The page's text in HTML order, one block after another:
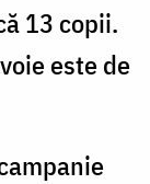
13 copii.
este de